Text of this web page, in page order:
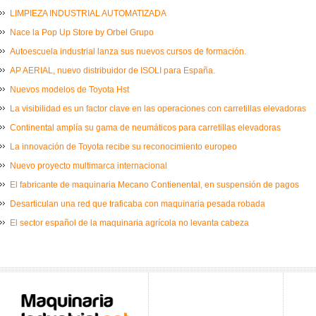
LIMPIEZA INDUSTRIAL AUTOMATIZADA
Nace la Pop Up Store by Orbel Grupo
Autoescuela industrial lanza sus nuevos cursos de formación.
AP AERIAL, nuevo distribuidor de ISOLI para España.
Nuevos modelos de Toyota Hst
La visibilidad es un factor clave en las operaciones con carretillas elevadoras
Continental amplía su gama de neumáticos para carretillas elevadoras
La innovación de Toyota recibe su reconocimiento europeo
Nuevo proyecto multimarca internacional
El fabricante de maquinaria Mecano Contienental, en suspensión de pagos
Desarticulan una red que traficaba con maquinaria pesada robada
El sector español de la maquinaria agrícola no levanta cabeza